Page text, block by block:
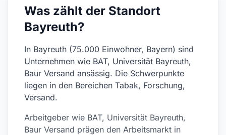
Was zählt der Standort
Bayreuth?
In Bayreuth (75.000 Einwohner, Bayern) sind
Unternehmen wie BAT, Universität Bayreuth,
Baur Versand ansässig. Die Schwerpunkte
liegen in den Bereichen Tabak, Forschung,
Versand.
Arbeitgeber wie BAT, Universität Bayreuth,
Baur Versand prägen den Arbeitsmarkt in